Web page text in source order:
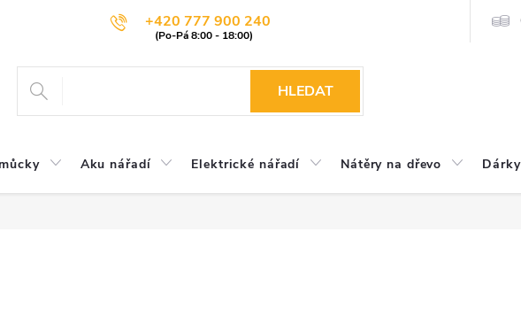
+420 777 900 240
HLEDAT
Aku nářadí Elektrické nářadí Nátěry na dřevo Dárky